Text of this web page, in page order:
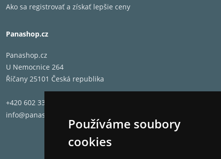
Používáme soubory
cookies
Ako sa registrovať a získať lepšie ceny
Panashop.cz
Panashop.cz
U Nemocnice 264
Říčany 25101 Česká republika
+420 602 331 662
info@panashop.cz